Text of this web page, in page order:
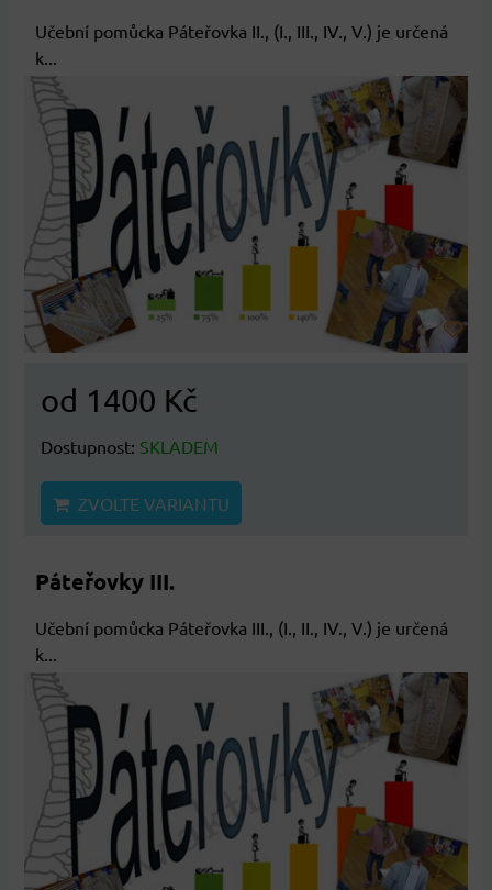
Učební pomůcka Páteřovka II., (I., III., IV., V.) je určená
k...
od 1400 Kč
Dostupnost: SKLADEM
ZVOLTE VARIANTU
Páteřovky III.
Učební pomůcka Páteřovka III., (I., II., IV., V.) je určená
k...